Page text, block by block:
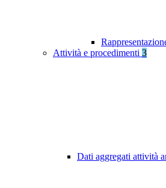
Attività e procedimenti 3
Dati aggregati attività